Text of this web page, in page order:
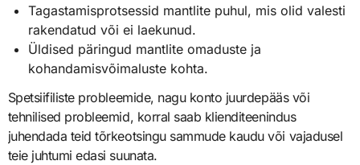
Tagastamisprotsessid mantlite puhul, mis olid valesti
rakendatud või ei laekunud.
Üldised päringud mantlite omaduste ja
kohandamisvõimaluste kohta.
Spetsiifiliste probleemide, nagu konto juurdepääs või
tehnilised probleemid, korral saab klienditeenindus
juhendada teid tõrkeotsingu sammude kaudu või vajadusel
teie juhtumi edasi suunata.